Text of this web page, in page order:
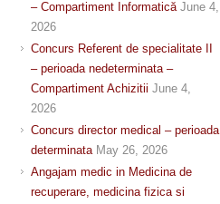
– Compartiment Informatică June 4,
2026
Concurs Referent de specialitate II
– perioada nedeterminata –
Compartiment Achizitii June 4,
2026
Concurs director medical – perioada
determinata May 26, 2026
Angajam medic in Medicina de
recuperare, medicina fizica si